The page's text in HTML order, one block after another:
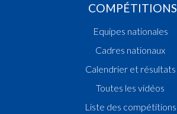
COMPÉTITIONS
Equipes nationales
Cadres nationaux
Calendrier et résultats
Toutes les vidéos
Liste des compétitions